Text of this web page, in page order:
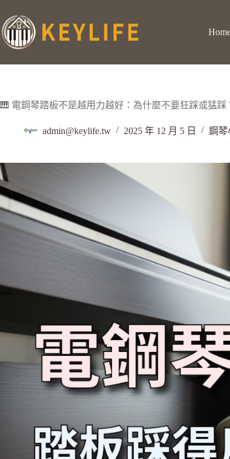
🎹 電鋼琴踏板不是越用力越好：為什麼不要狂踩或猛踩
admin@keylife.tw 2025 年 12 月 5 日 鋼琴